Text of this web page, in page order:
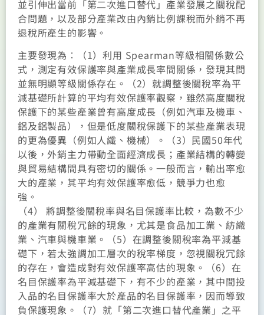
並引伸出當前「第二次進口替代」產業發展之關稅配
合問題，以及部分產業改由內銷比例課稅而外銷不再
退稅所產生的影響。
主要發現為︰（1）利用 Spearman等級相關係數公
式，測定有效保護率與產業成長率間關係，發現其間
並無明顯等級關係存在。（2）就調整後關稅率為平
減基礎所計算的平均有效保護率觀察，雖然高度關稅
保護下的某些產業曾有高度成長（例如汽車及機車、
鋁及鋁製品），但是低度關稅保護下的某些產業表現
的更為優異（例如人纖、機械）。（3）民國50年代
以後，外銷主力帶動全面經濟成長；產業結構的轉變
與貿易結構間具有密切的關係。一般而言，輸出率愈
大的產業，其平均有效保護率愈低，競爭力也愈
強。
（4） 將調整後關稅率與名目保護率比較，為數不少
的產業有關稅冗餘的現象，尤其是食品加工業、紡織
業、汽車與機車業。（5）在調整後關稅率為平減基
礎下，若太強調加工層次的稅率梯度，忽視關稅冗餘
的存在，會造成對有效保護率高估的現象。（6）在
名目保護率為平減基礎下，有不少的產業，其中間投
入品的名目保護率大於產品的名目保護率，因而導致
負保護現象。（7）就「第二次進口替代產業」之平